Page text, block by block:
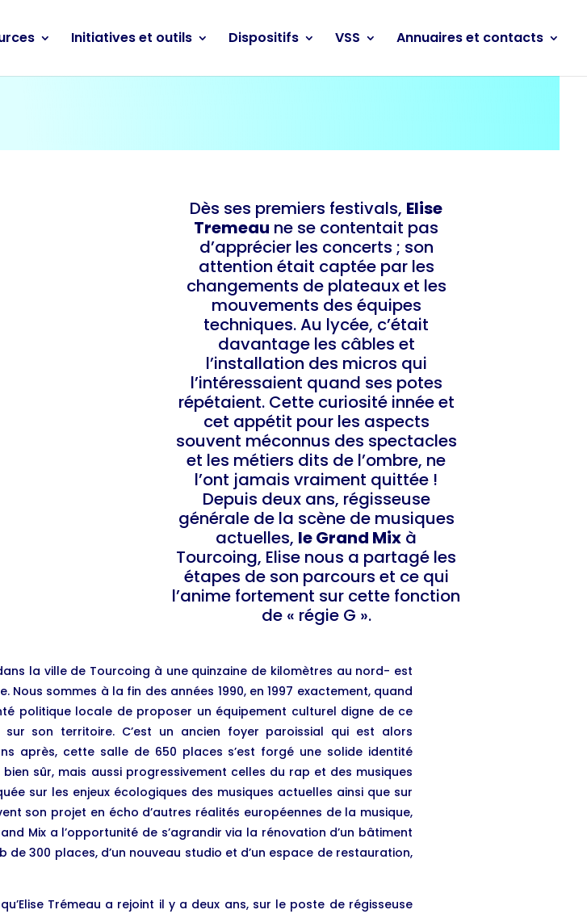
Initiatives et outils Dispositifs VSS Annuaires et contacts
Dès ses premiers festivals, Elise
Tremeau ne se contentait pas
d’apprécier les concerts ; son
attention était captée par les
changements de plateaux et les
mouvements des équipes
techniques. Au lycée, c’était
davantage les câbles et
l’installation des micros qui
l’intéressaient quand ses potes
répétaient. Cette curiosité innée et
cet appétit pour les aspects
souvent méconnus des spectacles
et les métiers dits de l’ombre, ne
l’ont jamais vraiment quittée !
Depuis deux ans, régisseuse
générale de la scène de musiques
actuelles, le Grand Mix à
Tourcoing, Elise nous a partagé les
étapes de son parcours et ce qui
l’anime fortement sur cette fonction
de « régie G ».
la ville de Tourcoing à une quinzaine de kilomètres au nord- est
sommes à la fin des années 1990, en 1997 exactement, quand
politique locale de proposer un équipement culturel digne de ce
son territoire. C’est un ancien foyer paroissial qui est alors
après, cette salle de 650 places s’est forgé une solide identité
sûr, mais aussi progressivement celles du rap et des musiques
sur les enjeux écologiques des musiques actuelles ainsi que sur
son projet en écho d’autres réalités européennes de la musique,
Mix a l’opportunité de s’agrandir via la rénovation d’un bâtiment
300 places, d’un nouveau studio et d’un espace de restauration,
Trémeau a rejoint il y a deux ans, sur le poste de régisseuse